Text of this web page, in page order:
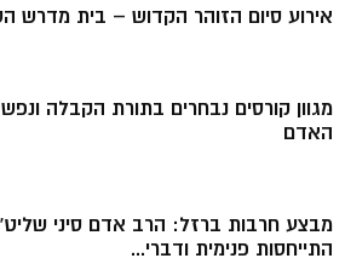
אירוע סיום הזוהר הקדוש – בית מדרש
מגוון קורסים נבחרים בתורת הקבלה ונפש
האדם
מבצע חרבות ברזל: הרב אדם סיני
התייחסות פנימית ודברי...